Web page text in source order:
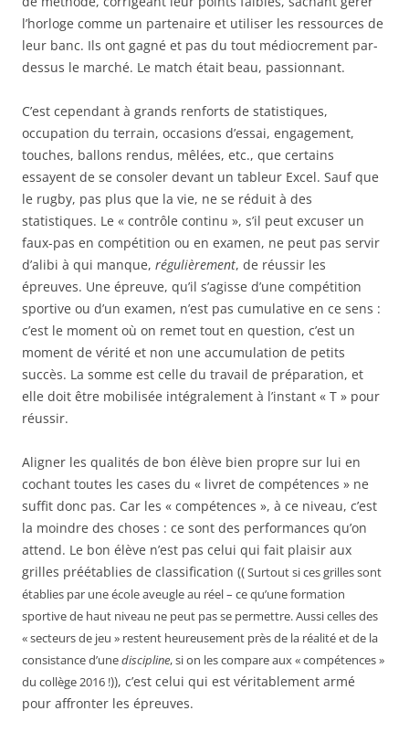
l’horloge comme un partenaire et utiliser les ressources de
leur banc. Ils ont gagné et pas du tout médiocrement par-
dessus le marché. Le match était beau, passionnant.
C’est cependant à grands renforts de statistiques,
occupation du terrain, occasions d’essai, engagement,
touches, ballons rendus, mêlées, etc., que certains
essayent de se consoler devant un tableur Excel. Sauf que
le rugby, pas plus que la vie, ne se réduit à des
statistiques. Le « contrôle continu », s’il peut excuser un
faux-pas en compétition ou en examen, ne peut pas servir
d’alibi à qui manque, régulièrement, de réussir les
épreuves. Une épreuve, qu’il s’agisse d’une compétition
sportive ou d’un examen, n’est pas cumulative en ce sens :
c’est le moment où on remet tout en question, c’est un
moment de vérité et non une accumulation de petits
succès. La somme est celle du travail de préparation, et
elle doit être mobilisée intégralement à l’instant « T » pour
réussir.
Aligner les qualités de bon élève bien propre sur lui en
cochant toutes les cases du « livret de compétences » ne
suffit donc pas. Car les « compétences », à ce niveau, c’est
la moindre des choses : ce sont des performances qu’on
attend. Le bon élève n’est pas celui qui fait plaisir aux
grilles préétablies de classification ((Surtout si ces grilles sont
établies par une école aveugle au réel – ce qu’une formation
sportive de haut niveau ne peut pas se permettre. Aussi celles des
« secteurs de jeu » restent heureusement près de la réalité et de la
consistance d’unediscipline, si on les compare aux « compétences »
du collège 2016 !)), c’est celui qui est véritablement armé
pour affronter les épreuves.